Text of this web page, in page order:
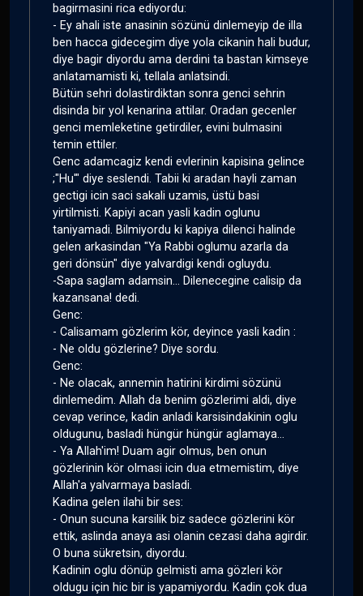
bagirmasini rica ediyordu:
- Ey ahali iste anasinin sözünü dinlemeyip de illa
ben hacca gidecegim diye yola cikanin hali budur,
diye bagir diyordu ama derdini ta bastan kimseye
anlatamamisti ki, tellala anlatsindi.
Bütün sehri dolastirdiktan sonra genci sehrin
disinda bir yol kenarina attilar. Oradan gecenler
genci memleketine getirdiler, evini bulmasini
temin ettiler.
Genc adamcagiz kendi evlerinin kapisina gelince
;"Hu'" diye seslendi. Tabii ki aradan hayli zaman
gectigi icin saci sakali uzamis, üstü basi
yirtilmisti. Kapiyi acan yasli kadin oglunu
taniyamadi. Bilmiyordu ki kapiya dilenci halinde
gelen arkasindan "Ya Rabbi oglumu azarla da
geri dönsün" diye yalvardigi kendi ogluydu.
-Sapa saglam adamsin... Dilenecegine calisip da
kazansana! dedi.
Genc:
- Calisamam gözlerim kör, deyince yasli kadin :
- Ne oldu gözlerine? Diye sordu.
Genc:
- Ne olacak, annemin hatirini kirdimi sözünü
dinlemedim. Allah da benim gözlerimi aldi, diye
cevap verince, kadin anladi karsisindakinin oglu
oldugunu, basladi hüngür hüngür aglamaya...
- Ya Allah'im! Duam agir olmus, ben onun
gözlerinin kör olmasi icin dua etmemistim, diye
Allah'a yalvarmaya basladi.
Kadina gelen ilahi bir ses:
- Onun sucuna karsilik biz sadece gözlerini kör
ettik, aslinda anaya asi olanin cezasi daha agirdir.
O buna sükretsin, diyordu.
Kadinin oglu dönüp gelmisti ama gözleri kör
oldugu için hic bir is yapamiyordu. Kadin çok dua